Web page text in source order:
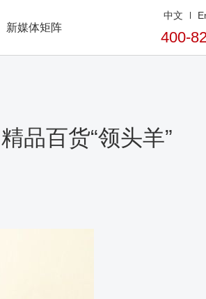
新媒体矩阵
中文
400-
品百货“领头羊”